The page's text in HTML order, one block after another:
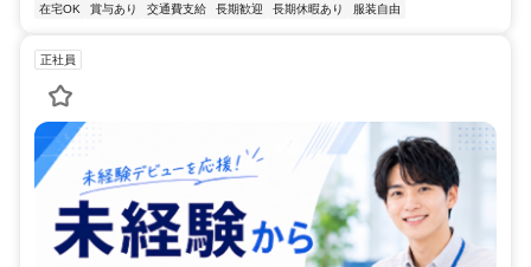
在宅OK
賞与あり 交通費支給 長期歓迎 長期休暇あり 服装自由
正社員